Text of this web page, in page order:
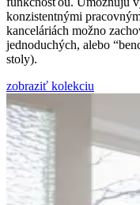
konzistentnými
kanceláriách možno
jednoduchých, alebo
stoly).
zobraziť kolekciu